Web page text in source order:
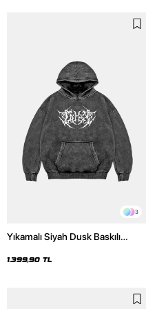
3
Yıkamalı Siyah Dusk Baskılı
1.399,90 TL